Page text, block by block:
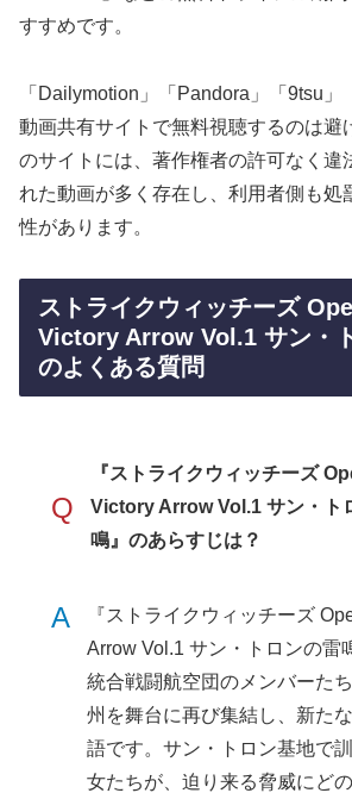
すすめです。
「Dailymotion」「Pandora」「9tsu」
動画共有サイトで無料視聴するのは避
のサイトには、著作権者の許可なく違
れた動画が多く存在し、利用者側も処
性があります。
ストライクウィッチーズ
Victory Arrow Vol.1 サン・
のよくある質問
Q
『ストライクウィッチーズ
Victory Arrow Vol.1 サン・ト
鳴』のあらすじは？
A
『ストライクウィッチーズ
Arrow Vol.1 サン・トロンの雷
統合戦闘航空団のメンバーた
州を舞台に再び集結し、新た
語です。サン・トロン基地で
女たちが、迫り来る脅威にど